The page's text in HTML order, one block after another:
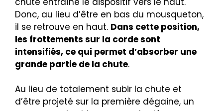
Donc, au lieu d’être en bas du mousqueton,
il se retrouve en haut. Dans cette position,
les frottements sur la corde sont
intensifiés, ce qui permet d’absorber une
grande partie de la chute.
Au lieu de totalement subir la chute et
d’être projeté sur la première dégaine, un